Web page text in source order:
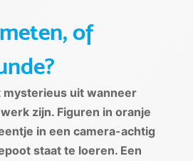
of
mysterieus uit wanneer
zijn. Figuren in oranje
in een camera-achtig
staat te loeren. Een